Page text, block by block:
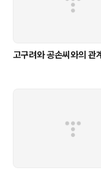
고구려와 공손씨와의 관계